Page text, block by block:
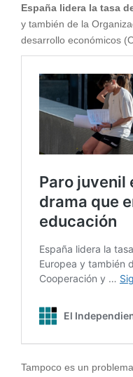
España lidera la tasa
y también de la
desarrollo económicos
Tampoco es un